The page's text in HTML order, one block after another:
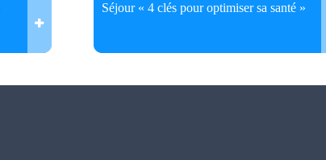
Séjour « 4 clés pour optimiser sa santé »